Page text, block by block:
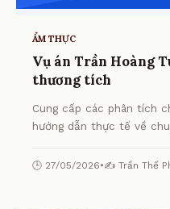
ẨM THỰC
Vụ án Trần Hoàng
thương tích
Cung cấp các phân tích
hướng dẫn thực tế về
🕒 27/05/2026•✍️ Trần Thế